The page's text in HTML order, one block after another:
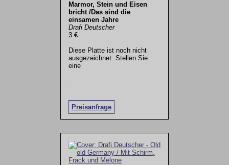
Marmor, Stein und Eisen
bricht /Das sind die
einsamen Jahre
Drafi Deutscher
3 €
Diese Platte ist noch nicht
ausgezeichnet. Stellen Sie
eine
Preisanfrage